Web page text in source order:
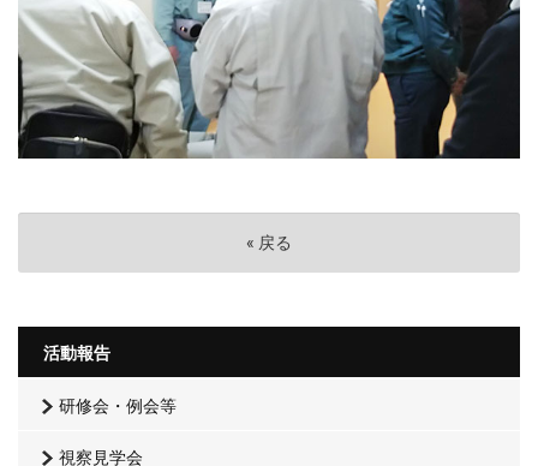
« 戻る
活動報告
研修会・例会等
視察見学会